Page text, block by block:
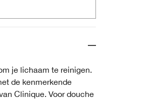
je lichaam te reinigen.
de kenmerkende
Clinique. Voor douche